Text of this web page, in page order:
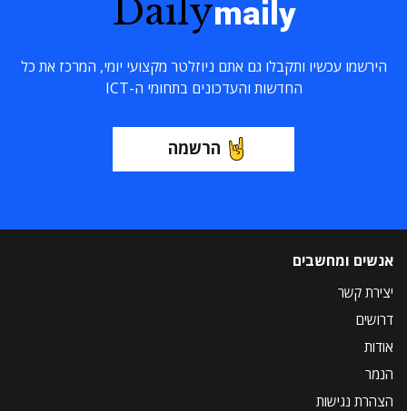
Dailymaily
הירשמו עכשיו ותקבלו גם אתם ניוזלטר מקצועי יומי, המרכז את כל
החדשות והעדכונים בתחומי ה-ICT
הרשמה
אנשים ומחשבים
יצירת קשר
דרושים
אודות
הנמר
הצהרת נגישות